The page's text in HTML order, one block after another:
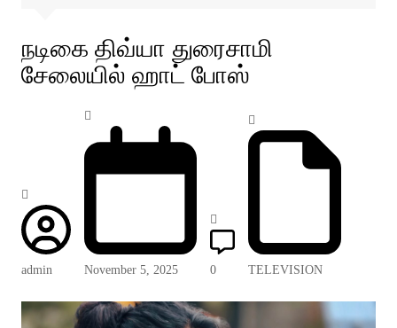
நடிகை திவ்யா துரைசாமி
சேலையில் ஹாட் போஸ்
admin November 5, 2025 0 TELEVISION